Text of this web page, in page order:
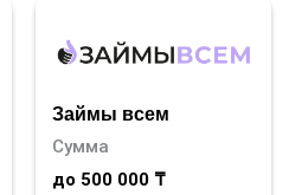
Займы всем
Сумма
до 500 000 ₸